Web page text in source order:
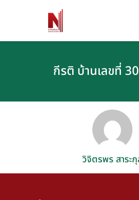
กีรติ บ้านเลขที่
วิจิตรพร สาระ